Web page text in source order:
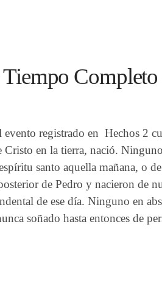
Completo
registrado en Hechos 2
Cristo en la tierra, nació.
santo aquella mañana, o
de Pedro y nacieron de
de ese día. Ninguno en
soñado hasta entonces de